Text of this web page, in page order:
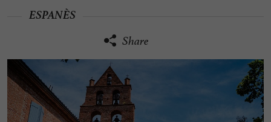
ESPANÈS
Share